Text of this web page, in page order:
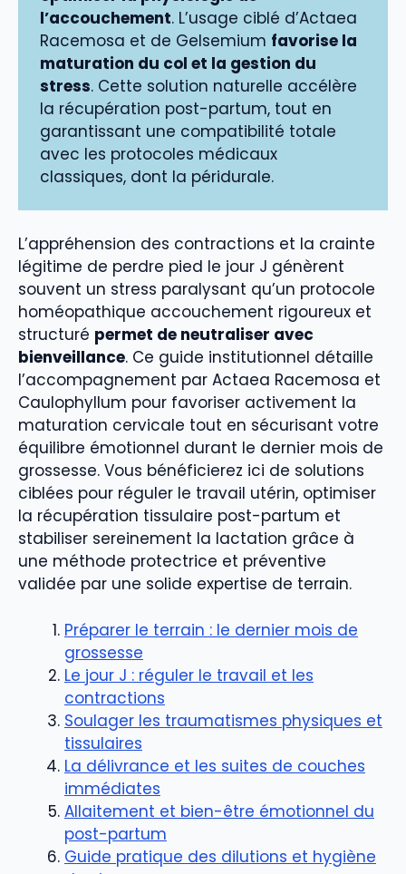
l’accouchement. L’usage ciblé d’Actaea
Racemosa et de Gelsemium favorise la
maturation du col et la gestion du
stress. Cette solution naturelle accélère
la récupération post-partum, tout en
garantissant une compatibilité totale
avec les protocoles médicaux
classiques, dont la péridurale.
L’appréhension des contractions et la crainte
légitime de perdre pied le jour J génèrent
souvent un stress paralysant qu’un protocole
homéopathique accouchement rigoureux et
structuré permet de neutraliser avec
bienveillance. Ce guide institutionnel détaille
l’accompagnement par Actaea Racemosa et
Caulophyllum pour favoriser activement la
maturation cervicale tout en sécurisant votre
équilibre émotionnel durant le dernier mois de
grossesse. Vous bénéficierez ici de solutions
ciblées pour réguler le travail utérin, optimiser
la récupération tissulaire post-partum et
stabiliser sereinement la lactation grâce à
une méthode protectrice et préventive
validée par une solide expertise de terrain.
Préparer le terrain : le dernier mois de
grossesse
Le jour J : réguler le travail et les
contractions
Soulager les traumatismes physiques et
tissulaires
La délivrance et les suites de couches
immédiates
Allaitement et bien-être émotionnel du
post-partum
Guide pratique des dilutions et hygiène